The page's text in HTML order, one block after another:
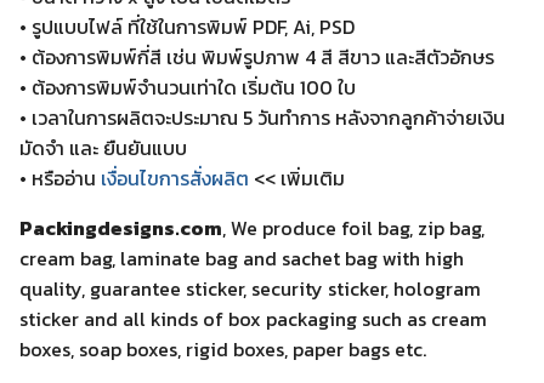
• รูปแบบไฟล์ ที่ใช้ในการพิมพ์ PDF, Ai, PSD
• ต้องการพิมพ์กี่สี เช่น พิมพ์รูปภาพ 4 สี สีขาว และสีตัวอักษร
• ต้องการพิมพ์จำนวนเท่าใด เริ่มต้น 100 ใบ
• เวลาในการผลิตจะประมาณ 5 วันทำการ หลังจากลูกค้าจ่ายเงิน
มัดจำ และ ยืนยันแบบ
• หรืออ่าน เงื่อนไขการสั่งผลิต << เพิ่มเติม
Packingdesigns.com, We produce foil bag, zip bag,
cream bag, laminate bag and sachet bag with high
quality, guarantee sticker, security sticker, hologram
sticker and all kinds of box packaging such as cream
boxes, soap boxes, rigid boxes, paper bags etc.